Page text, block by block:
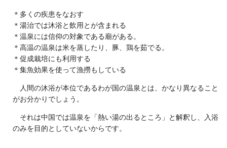
＊多くの疾患をなおす
＊湯治では沐浴と飲用とが含まれる
＊温泉には信仰の対象である廟がある。
＊高温の温泉は米を蒸したり、豚、鶏を茹でる。
＊促成栽培にも利用する
＊集魚効果を使って漁撈もしている
人間の沐浴が本位であるわが国の温泉とは、かなり異なること
がお分かりでしょう。
それは中国では温泉を「熱い湯の出るところ」と解釈し、入浴
のみを目的としていないからです。